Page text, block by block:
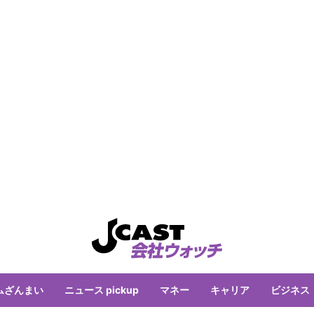
ざんまい ニュース pickup マネー キャリア ビジネス